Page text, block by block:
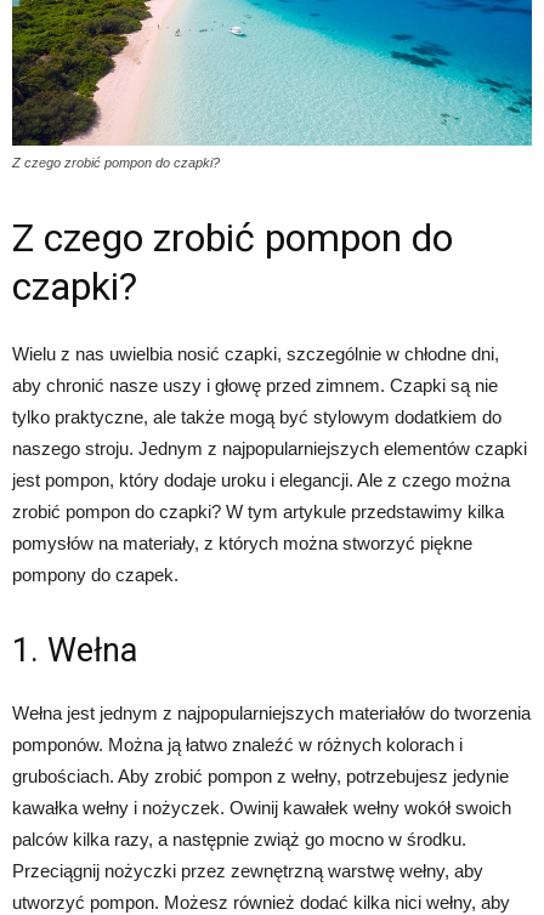
Z czego zrobić pompon do czapki?
Z czego zrobić pompon do
czapki?
Wielu z nas uwielbia nosić czapki, szczególnie w chłodne dni,
aby chronić nasze uszy i głowę przed zimnem. Czapki są nie
tylko praktyczne, ale także mogą być stylowym dodatkiem do
naszego stroju. Jednym z najpopularniejszych elementów czapki
jest pompon, który dodaje uroku i elegancji. Ale z czego można
zrobić pompon do czapki? W tym artykule przedstawimy kilka
pomysłów na materiały, z których można stworzyć piękne
pompony do czapek.
1. Wełna
Wełna jest jednym z najpopularniejszych materiałów do tworzenia
pomponów. Można ją łatwo znaleźć w różnych kolorach i
grubościach. Aby zrobić pompon z wełny, potrzebujesz jedynie
kawałka wełny i nożyczek. Owinij kawałek wełny wokół swoich
palców kilka razy, a następnie zwiąż go mocno w środku.
Przeciągnij nożyczki przez zewnętrzną warstwę wełny, aby
utworzyć pompon. Możesz również dodać kilka nici wełny, aby